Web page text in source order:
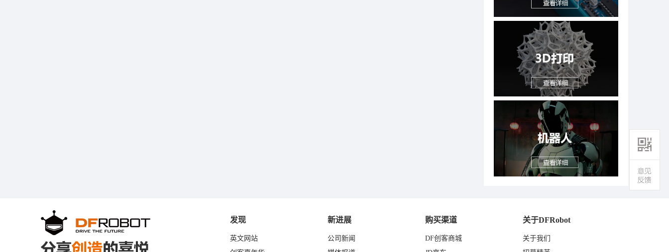
发现
英文网站
新进展
公司新闻
购买渠道
DF创客商城
关于DFRobot
关于我们